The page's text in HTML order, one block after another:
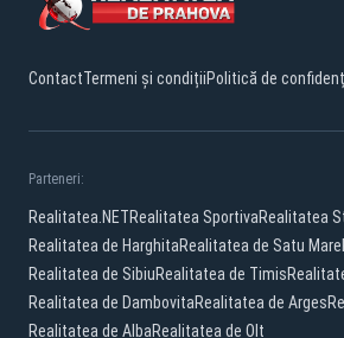
ContactTermeni și condițiiPolitică de
Parteneri:
Realitatea.NETRealitatea SportivaRealitatea
Realitatea de HarghitaRealitatea de Satu Mare
Realitatea de SibiuRealitatea de Timis
Realitatea de DambovitaRealitatea de Arges
Realitatea de AlbaRealitatea de Olt